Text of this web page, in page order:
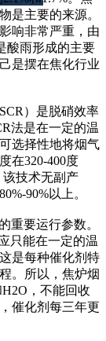
是主要的来源。
响非常严重，由
酸雨形成的主要
是摆在焦化行业
）是脱硝效率
法是在一定的温
选择性地将烟气
在320-400度
该技术无副产
90%以上。
重要运行参数。
只能在一定的温
是每种催化剂特
。所以，焦炉烟
，不能回收
催化剂每三年更